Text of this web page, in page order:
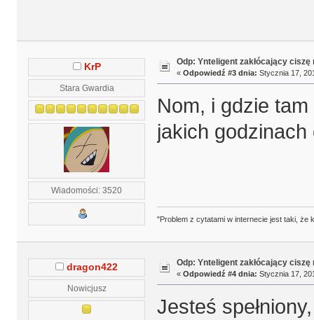
KrP
Stara Gwardia
Wiadomości: 3520
Odp: Ynteligent zakłócający ciszę
« Odpowiedź #3 dnia: Stycznia 17,
Nom, i gdzie
jakich
"Problem z cytatami w internecie jest taki, że
dragon422
Nowicjusz
Odp: Ynteligent zakłócający ciszę
« Odpowiedź #4 dnia: Stycznia 17,
Jesteś